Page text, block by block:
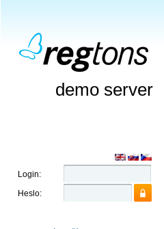
demo server
Login:
Heslo: